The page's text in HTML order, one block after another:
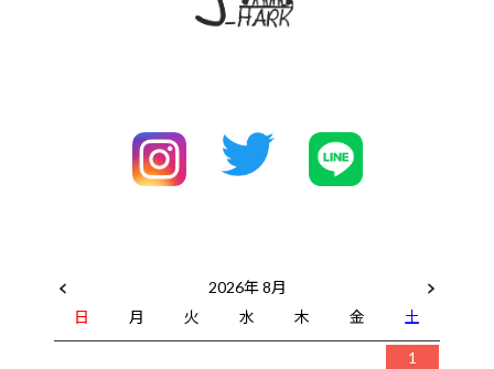
2026年 8月
日
月 火 水 木 金
土
1